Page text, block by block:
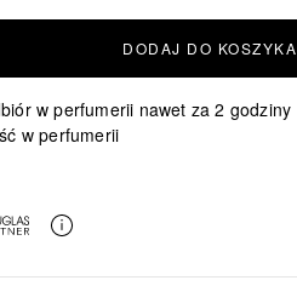
DODAJ DO KOSZYKA
w perfumerii nawet za 2 godziny
w perfumerii